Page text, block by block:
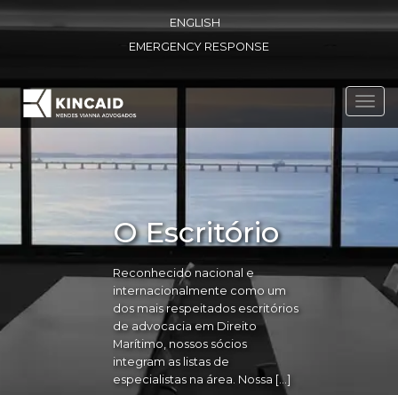
ENGLISH
EMERGENCY RESPONSE
O Escritório
Reconhecido nacional e
internacionalmente como um
dos mais respeitados escritórios
de advocacia em Direito
Marítimo, nossos sócios
integram as listas de
especialistas na área. Nossa […]